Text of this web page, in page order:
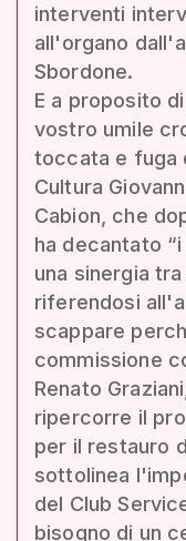
interventi
all'organo
Sbordone.
E a proposito
vostro umile
toccata e fuga
Cultura
Cabion, che
ha decantato
una sinergia
riferendosi
scappare
commissione
Renato
ripercorre il
per il restauro
sottolinea
del Club
bisogno di un